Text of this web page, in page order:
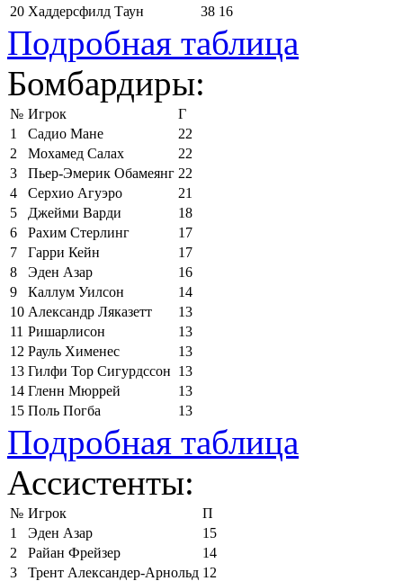
20 Хаддерсфилд Таун 38 16
Подробная таблица
Бомбардиры:
№ Игрок
Г
1
Садио Мане
22
2
Мохамед Салах
22
3
Пьер-Эмерик Обамеянг 22
4
Серхио Агуэро
21
5
Джейми Варди
18
6
Рахим Стерлинг
17
7
Гарри Кейн
17
8
Эден Азар
16
9
Каллум Уилсон
14
10 Александр Ляказетт
13
11 Ришарлисон
13
12 Рауль Хименес
13
13 Гилфи Тор Сигурдссон 13
14 Гленн Мюррей
13
15 Поль Погба 13
Подробная таблица
Ассистенты:
№ Игрок
П
1
Эден Азар
15
2
Райан Фрейзер
14
3
Трент Александер-Арнольд 12